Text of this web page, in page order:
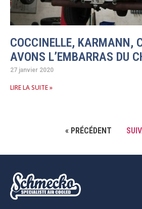
COCCINELLE, KARMANN,
AVONS L’EMBARRAS DU
27 janvier 2020
LIRE LA SUITE »
« PRÉCÉDENT